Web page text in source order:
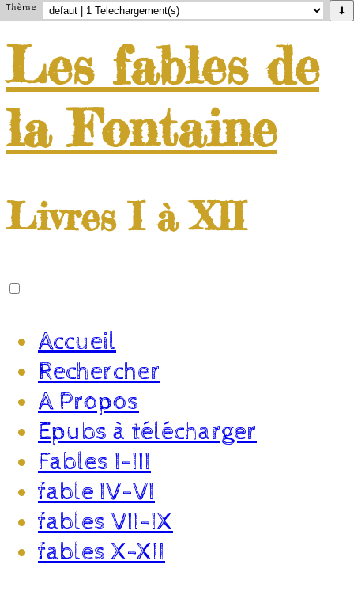
Thème ⬇
Les fables de
la Fontaine
Livres I à XII
Accueil
Rechercher
A Propos
Epubs à télécharger
Fables I-III
fable IV-VI
fables VII-IX
fables X-XII